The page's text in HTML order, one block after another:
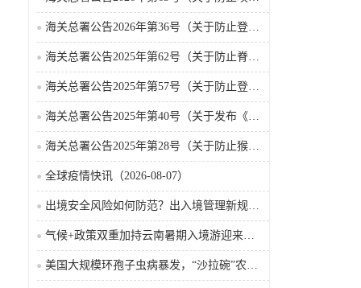
海关总署公告2026年第36号（关于防止登革热疫情传入我国的公告）
海关总署公告2025年第62号（关于防止脊髓灰质炎疫情传入我国的公告）
海关总署公告2025年第57号（关于防止登革热疫情传入我国的公告）
海关总署公告2025年第40号（关于发布《国境口岸传染病监测实施办法》的公告）
海关总署公告2025年第28号（关于防止猴痘疫情传入我国的公告）
全球疫情快讯（2026-08-07）
出境安全风险如何防范？出入境管理新规9月15日起施行
气候+政策双重加持云南暑期入境游迎来热潮
美国大规模环孢子虫病暴发，“沙拉碗”农业生产陷入低迷